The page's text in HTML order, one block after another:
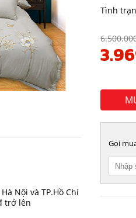
Nội và TP.Hồ Chí
trở lên
Tình
Gọi